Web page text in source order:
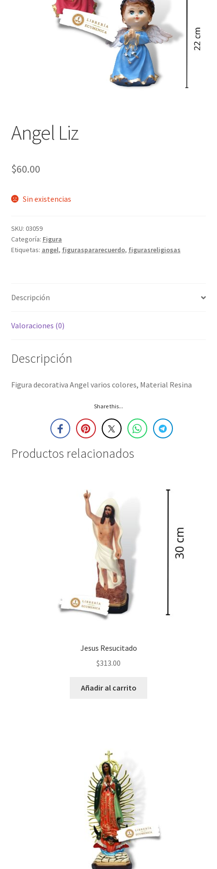
Política de privacidad
Angel Liz
$60.00
Sin existencias
SKU: 03059
Categoría: Figura
Etiquetas: angel, figuraspararecuerdo, figurasreligiosas
Descripción
Valoraciones (0)
Descripción
Figura decorativa Angel varios colores, Material Resina
Share this...
Productos relacionados
Jesus Resucitado
$313.00
Añadir al carrito